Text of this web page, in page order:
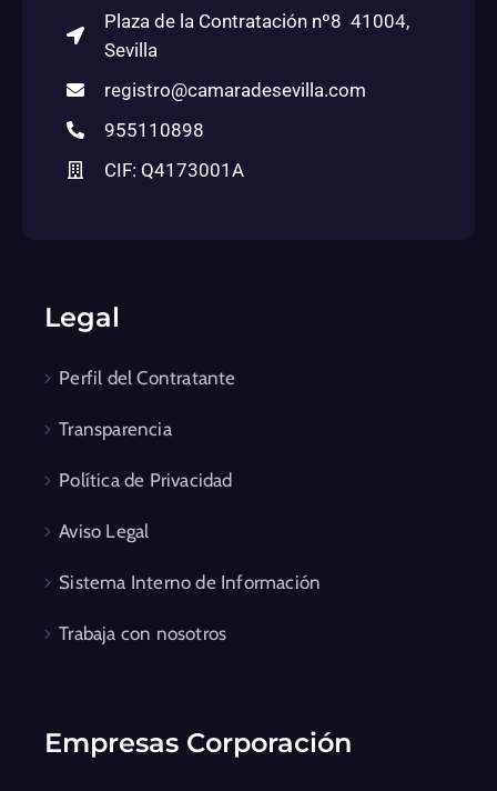
Plaza de la Contratación nº8 41004,
Sevilla
registro@camaradesevilla.com
955110898
CIF: Q4173001A
Legal
Perfil del Contratante
Transparencia
Política de Privacidad
Aviso Legal
Sistema Interno de Información
Trabaja con nosotros
Empresas Corporación